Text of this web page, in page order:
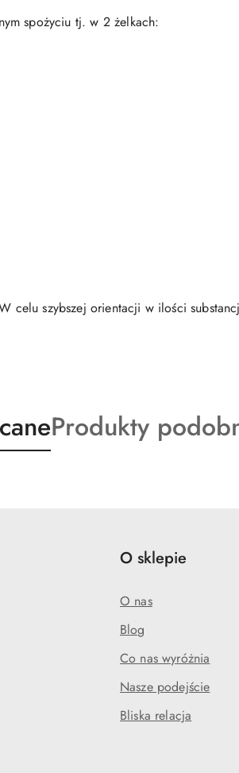
spożyciu tj. w 2 żelkach:
szybszej orientacji w ilości
Produkty
o
Produkty
O sklepie
O nas
Blog
Co nas wyróżnia
Nasze podejście
Bliska relacja